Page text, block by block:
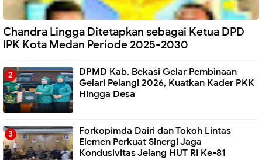
Chandra Lingga Ditetapkan sebagai Ketua DPD
IPK Kota Medan Periode 2025-2030
DPMD Kab. Bekasi Gelar Pembinaan
Gelari Pelangi 2026, Kuatkan Kader PKK
Hingga Desa
Forkopimda Dairi dan Tokoh Lintas
Elemen Perkuat Sinergi Jaga
Kondusivitas Jelang HUT RI Ke-81